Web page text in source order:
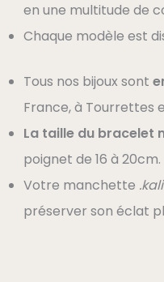
en une multitude de
Chaque modèle est
Tous nos bijoux sont
France, à Tourrettes
La taille du bracelet
poignet de 16 à 20cm.
Votre manchette .kali
préserver son éclat